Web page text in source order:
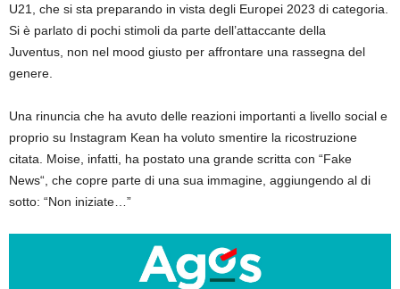
U21, che si sta preparando in vista degli Europei 2023 di categoria.
Si è parlato di pochi stimoli da parte dell’attaccante della
Juventus, non nel mood giusto per affrontare una rassegna del
genere.
Una rinuncia che ha avuto delle reazioni importanti a livello social e
proprio su Instagram Kean ha voluto smentire la ricostruzione
citata. Moise, infatti, ha postato una grande scritta con “Fake
News“, che copre parte di una sua immagine, aggiungendo al di
sotto: “Non iniziate…”